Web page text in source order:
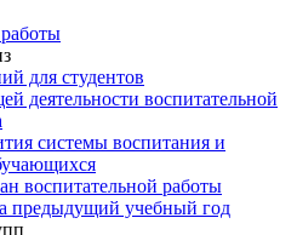
для студентов
деятельности воспитательной
системы воспитания и
воспитательной работы
предыдущий учебный год